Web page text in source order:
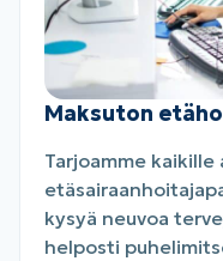
Maksuton
Tarjoamme
kysyä neuvoa
helposti